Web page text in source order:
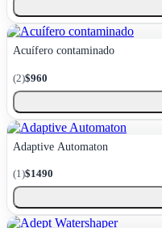
Acuífero contaminado
(2)$960
Adaptive Automaton
(1)$1490